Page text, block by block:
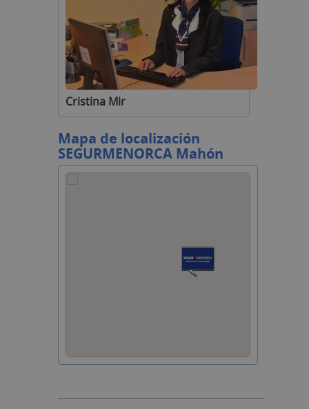
Cristina Mir
Mapa de localización
SEGURMENORCA Mahón